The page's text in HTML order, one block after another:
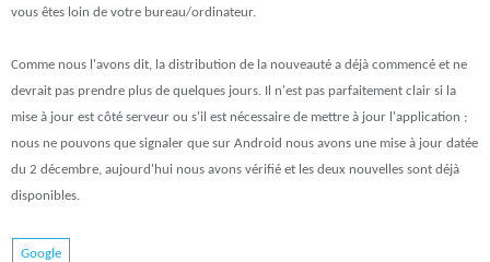
vous êtes loin de votre bureau/ordinateur.
Comme nous l'avons dit, la distribution de la nouveauté a déjà commencé et ne
devrait pas prendre plus de quelques jours. Il n'est pas parfaitement clair si la
mise à jour est côté serveur ou s'il est nécessaire de mettre à jour l'application ;
nous ne pouvons que signaler que sur Android nous avons une mise à jour datée
du 2 décembre, aujourd'hui nous avons vérifié et les deux nouvelles sont déjà
disponibles.
Google